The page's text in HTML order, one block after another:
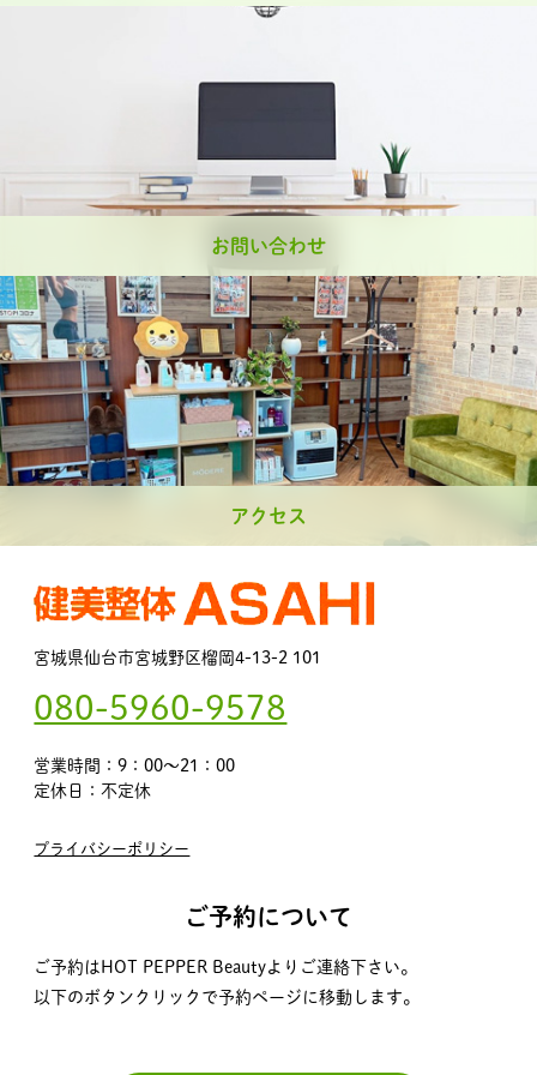
お問い合わせ
アクセス
宮城県仙台市宮城野区榴岡4-13-2 101
080-5960-9578
営業時間：9：00～21：00
定休日：不定休
プライバシーポリシー
ご予約について
ご予約はHOT PEPPER Beautyよりご連絡下さい。
以下のボタンクリックで予約ページに移動します。